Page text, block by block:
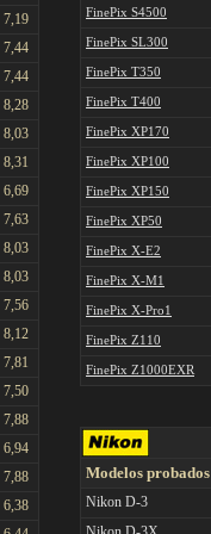
7,19
7,44
7,44
8,28
8,03
8,31
6,69
7,63
8,03
8,03
7,56
8,12
7,81
7,50
7,88
6,94
7,88
6,38
FinePix S4500
FinePix SL300
FinePix T350
FinePix T400
FinePix XP170
FinePix XP100
FinePix XP150
FinePix XP50
FinePix X-E2
FinePix X-M1
FinePix X-Pro1
FinePix Z110
FinePix Z1000EXR
Modelos probados
Nikon D-3